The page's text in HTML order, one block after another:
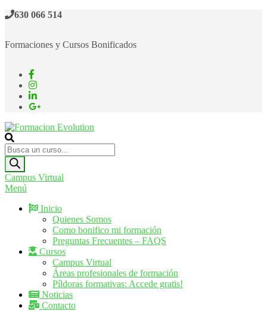
630 066 514
Formaciones y Cursos Bonificados
Formacion Evolution
Cursos de formación continua
Campus Virtual
Menú
Inicio
Quienes Somos
Como bonifico mi formación
Preguntas Frecuentes – FAQS
Cursos
Campus Virtual
Áreas profesionales de formación
Píldoras formativas: Accede gratis!
Noticias
Contacto